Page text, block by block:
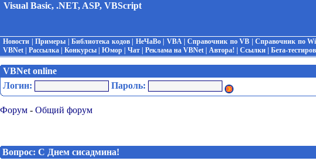
Visual Basic, .NET, ASP, VBScript
Новости |Примеры |Библиотека кодов| НеЧаВо| VBA|Справочник по VB |Справочник по
VBNet
Рассылка Конкурсы Юмор Чат Реклама на VBNet Автора! Ссылки Бета-
VBNet online
Логин:
Пароль:
Форум - Общий форум
Вопрос: С Днем сисадмина!